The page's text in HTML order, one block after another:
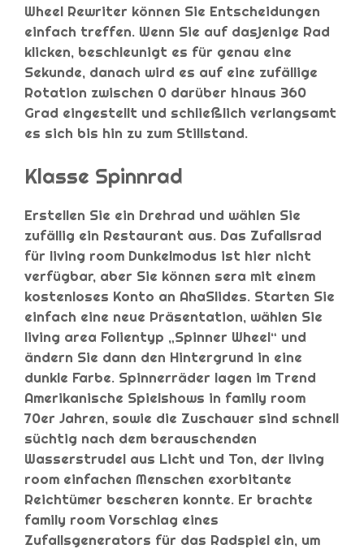
Wheel Rewriter können Sie Entscheidungen
einfach treffen. Wenn Sie auf dasjenige Rad
klicken, beschleunigt es für genau eine
Sekunde, danach wird es auf eine zufällige
Rotation zwischen 0 darüber hinaus 360
Grad eingestellt und schließlich verlangsamt
es sich bis hin zu zum Stillstand.
Klasse Spinnrad
Erstellen Sie ein Drehrad und wählen Sie
zufällig ein Restaurant aus. Das Zufallsrad
für living room Dunkelmodus ist hier nicht
verfügbar, aber Sie können sera mit einem
kostenloses Konto an AhaSlides. Starten Sie
einfach eine neue Präsentation, wählen Sie
living area Folientyp „Spinner Wheel“ und
ändern Sie dann den Hintergrund in eine
dunkle Farbe. Spinnerräder lagen im Trend
Amerikanische Spielshows in family room
70er Jahren, sowie die Zuschauer sind schnell
süchtig nach dem berauschenden
Wasserstrudel aus Licht und Ton, der living
room einfachen Menschen exorbitante
Reichtümer bescheren konnte. Er brachte
family room Vorschlag eines
Zufallsgenerators für das Radspiel ein, um